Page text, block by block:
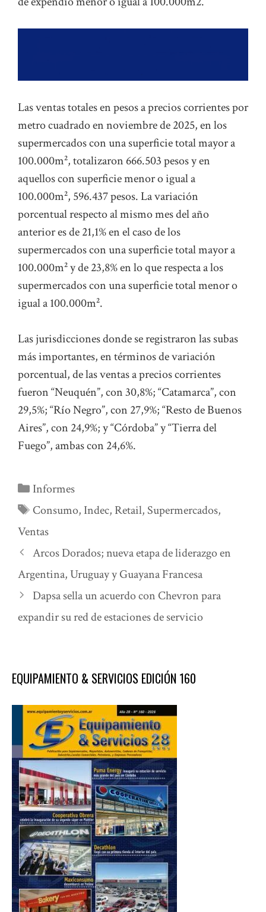
Las ventas totales en pesos a precios corrientes por
metro cuadrado en noviembre de 2025, en los
supermercados con una superficie total mayor a
100.000m², totalizaron 666.503 pesos y en
aquellos con superficie menor o igual a
100.000m², 596.437 pesos. La variación
porcentual respecto al mismo mes del año
anterior es de 21,1% en el caso de los
supermercados con una superficie total mayor a
100.000m² y de 23,8% en lo que respecta a los
supermercados con una superficie total menor o
igual a 100.000m².
Las jurisdicciones donde se registraron las subas
más importantes, en términos de variación
porcentual, de las ventas a precios corrientes
fueron “Neuquén”, con 30,8%; “Catamarca”, con
29,5%; “Río Negro”, con 27,9%; “Resto de Buenos
Aires”, con 24,9%; y “Córdoba” y “Tierra del
Fuego”, ambas con 24,6%.
Categorías
Informes
Etiquetas
Consumo, Indec, Retail, Supermercados,
Ventas
Arcos Dorados; nueva etapa de liderazgo en
Argentina, Uruguay y Guayana Francesa
Dapsa sella un acuerdo con Chevron para
expandir su red de estaciones de servicio
EQUIPAMIENTO & SERVICIOS EDICIÓN 160